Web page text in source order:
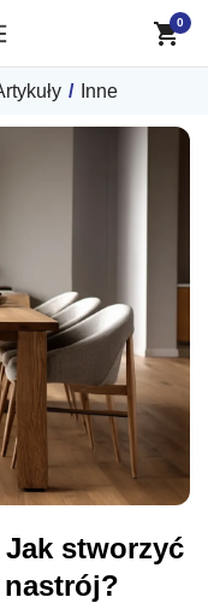
/ Inne
stworzyć
0